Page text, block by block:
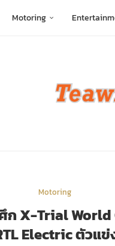
Motoring
Motoring
ศึก X-Trial
Electric ตัวแ